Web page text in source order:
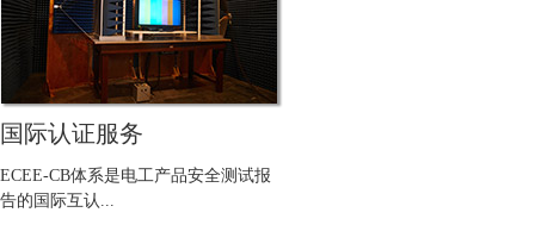
国际认证服务
ECEE-CB体系是电工产品安全测试报
告的国际互认...